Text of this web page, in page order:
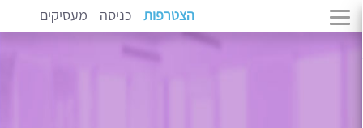
הצטרפות כניסה מעסיקים